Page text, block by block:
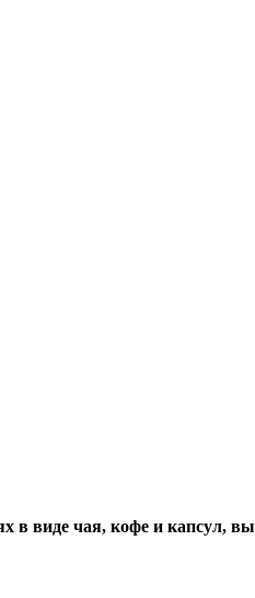
в виде чая, кофе и капсул,